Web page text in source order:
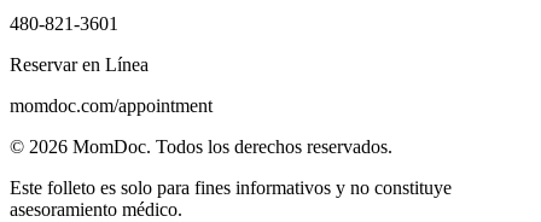
480-821-3601
Reservar en Línea
momdoc.com/appointment
© 2026 MomDoc. Todos los derechos reservados.
Este folleto es solo para fines informativos y no constituye
asesoramiento médico.